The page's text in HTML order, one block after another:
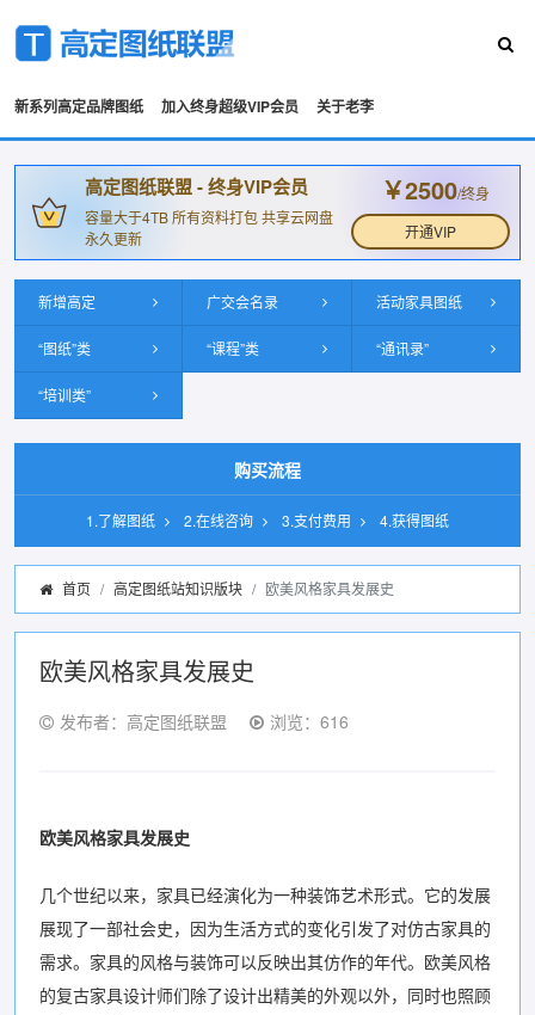
新系列高定品牌图纸 加入终身超级VIP会员 关于老李
高定图纸联盟 - 终身VIP会员
容量大于4TB 所有资料打包 共享云网盘
永久更新
￥2500/终身
开通VIP
新增高定 广交会名录 活动家具图纸
“图纸”类 “课程”类 “通讯录”
“培训类”
购买流程
1.了解图纸 2.在线咨询 3.支付费用 4.获得图纸
首页 高定图纸站知识版块 欧美风格家具发展史
欧美风格家具发展史
发布者：高定图纸联盟 浏览：616
欧美风格家具发展史
几个世纪以来，家具已经演化为一种装饰艺术形式。它的发展
展现了一部社会史，因为生活方式的变化引发了对仿古家具的
需求。家具的风格与装饰可以反映出其仿作的年代。欧美风格
的复古家具设计师们除了设计出精美的外观以外，同时也照顾